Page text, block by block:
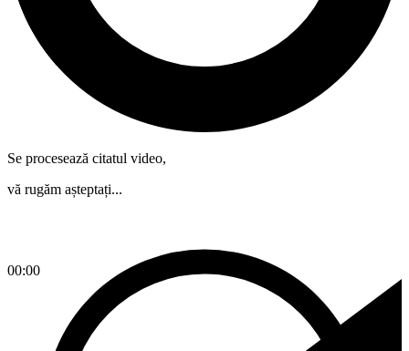
00:00
Se procesează citatul video,
vă rugăm așteptați...